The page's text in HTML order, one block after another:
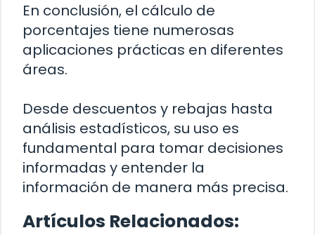
En conclusión, el cálculo de
porcentajes tiene numerosas
aplicaciones prácticas en diferentes
áreas.
Desde descuentos y rebajas hasta
análisis estadísticos, su uso es
fundamental para tomar decisiones
informadas y entender la
información de manera más precisa.
Artículos Relacionados: